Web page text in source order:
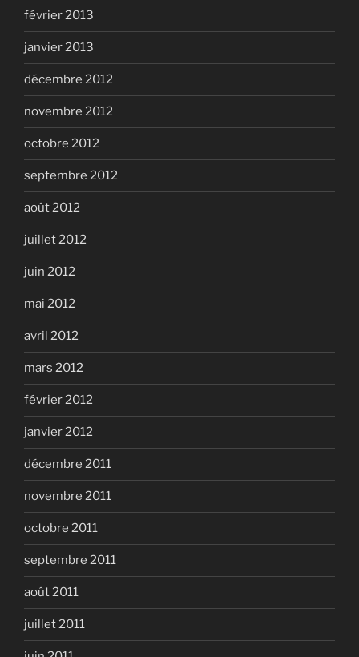
février 2013
janvier 2013
décembre 2012
novembre 2012
octobre 2012
septembre 2012
août 2012
juillet 2012
juin 2012
mai 2012
avril 2012
mars 2012
février 2012
janvier 2012
décembre 2011
novembre 2011
octobre 2011
septembre 2011
août 2011
juillet 2011